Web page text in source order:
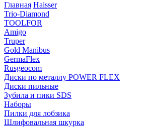
Главная Haisser
Trio-Diamond
TOOLFOR
Amigo
Truper
Gold Manibus
GermaFlex
Rusgeocom
Диски по металлу POWER FLEX
Диски пильные
Зубила и пики SDS
Наборы
Пилки для лобзика
Шлифовальная шкурка